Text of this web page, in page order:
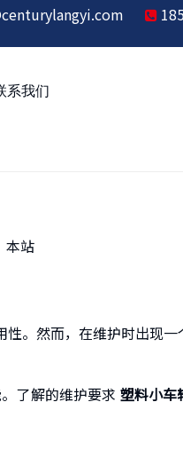

系我们
本站
。然而，在维护时出现一
了解的维护要求 塑料小车